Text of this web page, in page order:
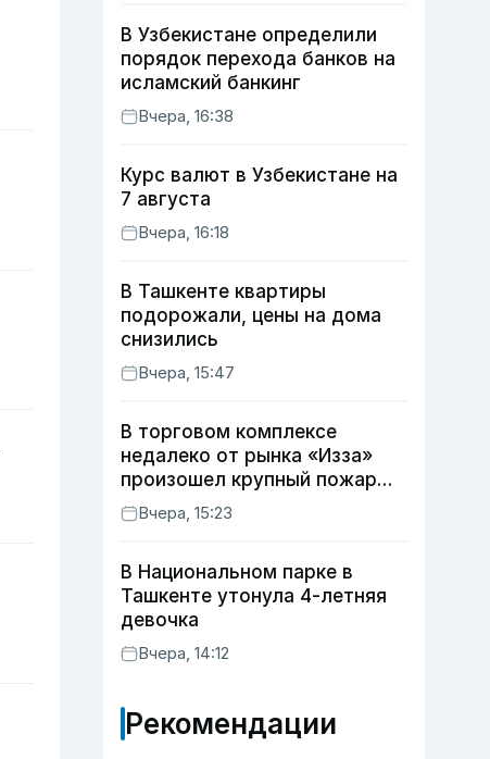
В Узбекистане определили
порядок перехода банков на
исламский банкинг
Вчера, 16:38
Курс валют в Узбекистане на
7 августа
Вчера, 16:18
В Ташкенте квартиры
подорожали, цены на дома
снизились
Вчера, 15:47
В торговом комплексе
недалеко от рынка «Изза»
произошел крупный пожар
(видео)
Вчера, 15:23
В Национальном парке в
Ташкенте утонула 4-летняя
девочка
Вчера, 14:12
Рекомендации